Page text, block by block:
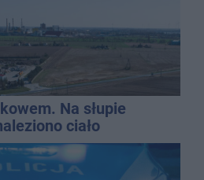
Na słupie
ciało